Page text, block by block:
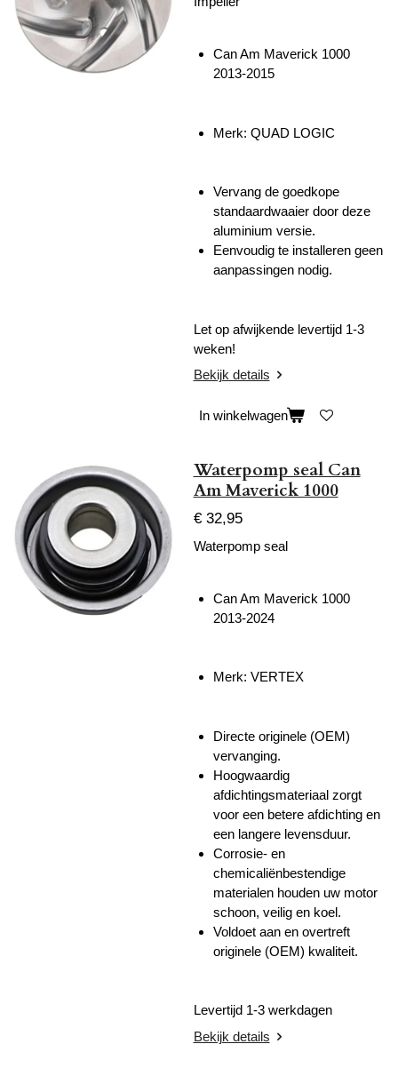
Can Am Maverick 1000
2013-2015
Merk: QUAD LOGIC
Vervang de goedkope
standaardwaaier door deze
aluminium versie.
Eenvoudig te installeren geen
aanpassingen nodig.
Let op afwijkende levertijd 1-3
weken!
Bekijk details
In winkelwagen
Waterpomp seal Can
Am Maverick 1000
€ 32,95
Waterpomp seal
Can Am Maverick 1000
2013-2024
Merk: VERTEX
Directe originele (OEM)
vervanging.
Hoogwaardig
afdichtingsmateriaal zorgt
voor een betere afdichting en
een langere levensduur.
Corrosie- en
chemicaliënbestendige
materialen houden uw motor
schoon, veilig en koel.
Voldoet aan en overtreft
originele (OEM) kwaliteit.
Levertijd 1-3 werkdagen
Bekijk details